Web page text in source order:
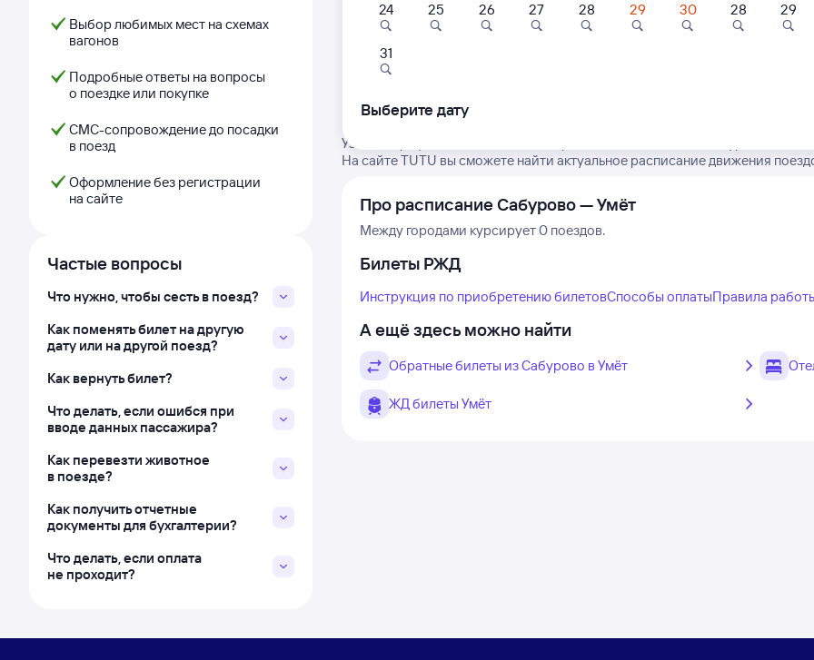
Выбор любимых мест на схемах
вагонов
Подробные ответы на вопросы
о поездке или покупке
СМС-сопровождение до посадки
в поезд
Оформление без регистрации
на сайте
Частые вопросы
Что нужно, чтобы сесть в поезд?
Как поменять билет на другую
дату или на другой поезд?
Как вернуть билет?
Что делать, если ошибся при
вводе данных пассажира?
Как перевезти животное
в поезде?
Как получить отчетные
документы для бухгалтерии?
Что делать, если оплата
не проходит?
Нет рейсов по
Узнайте график движения пассажирских поездов РЖД из Сабурово в
На сайте TUTU вы сможете найти актуальное расписание движения
Про расписание Сабурово — Умёт
Между городами курсирует 0 поездов.
Билеты РЖД
Инструкция по приобретению билетовСпособы оплатыПравила
А ещё здесь можно найти
Обратные билеты из Сабурово в Умёт
ЖД билеты Умёт
24 25 26 27 28 29 30
31
28 29
Выберите дату